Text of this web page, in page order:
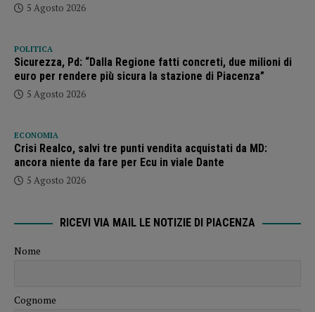
5 Agosto 2026
POLITICA
Sicurezza, Pd: “Dalla Regione fatti concreti, due milioni di
euro per rendere più sicura la stazione di Piacenza”
5 Agosto 2026
ECONOMIA
Crisi Realco, salvi tre punti vendita acquistati da MD:
ancora niente da fare per Ecu in viale Dante
5 Agosto 2026
RICEVI VIA MAIL LE NOTIZIE DI PIACENZA
Nome
Cognome